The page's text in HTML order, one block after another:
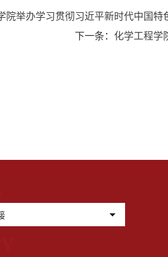
院举办学习贯彻习近平新时代中国
下一条： 化学工程学